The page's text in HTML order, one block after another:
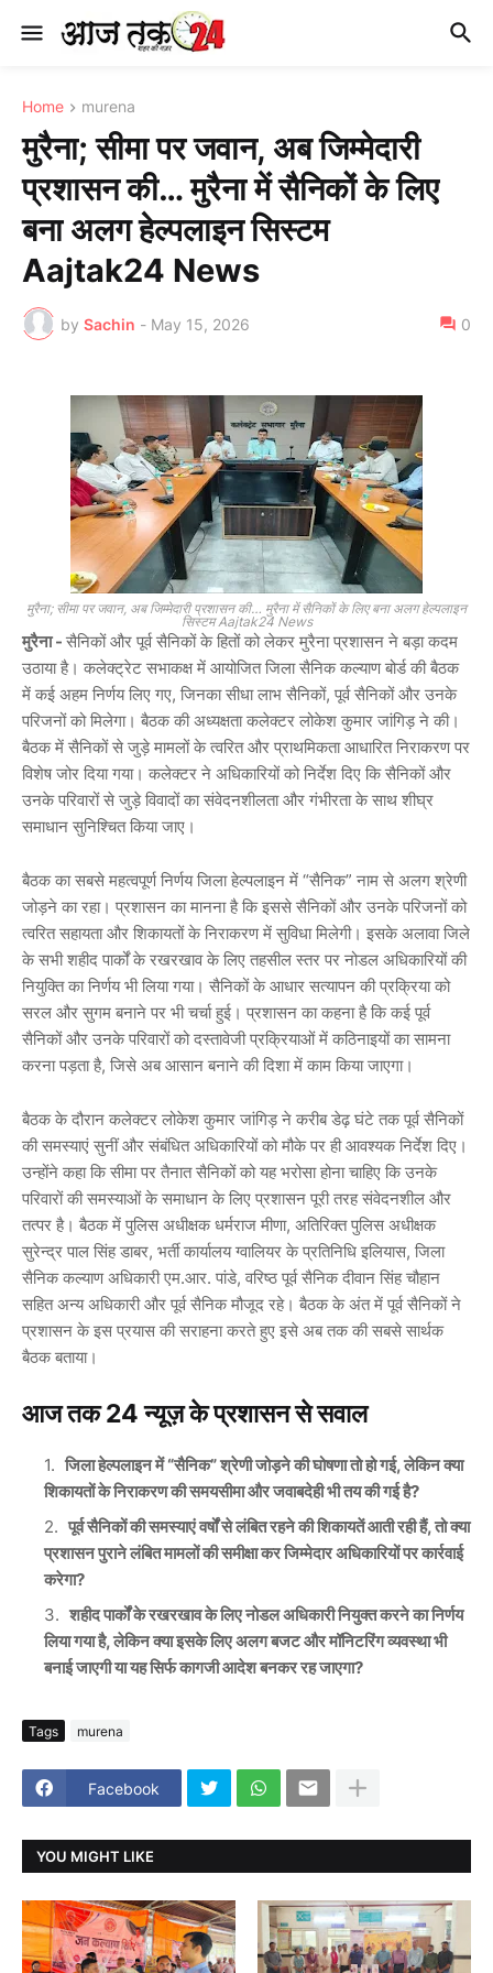
Home murena
मुरैना; सीमा पर जवान, अब जिम्मेदारी
प्रशासन की… मुरैना में सैनिकों के लिए
बना अलग हेल्पलाइन सिस्टम
Aajtak24 News
by Sachin - May 15, 2026 0
मुरैना; सीमा पर जवान, अब जिम्मेदारी प्रशासन की… मुरैना में सैनिकों के लिए बना अलग हेल्पलाइन
सिस्टम Aajtak24 News
मुरैना - सैनिकों और पूर्व सैनिकों के हितों को लेकर मुरैना प्रशासन ने बड़ा कदम
उठाया है। कलेक्ट्रेट सभाकक्ष में आयोजित जिला सैनिक कल्याण बोर्ड की बैठक
में कई अहम निर्णय लिए गए, जिनका सीधा लाभ सैनिकों, पूर्व सैनिकों और उनके
परिजनों को मिलेगा। बैठक की अध्यक्षता कलेक्टर लोकेश कुमार जांगिड़ने की।
बैठक में सैनिकों से जुड़े मामलों के त्वरित और प्राथमिकता आधारित निराकरण पर
विशेष जोर दिया गया। कलेक्टर ने अधिकारियों को निर्देश दिए कि सैनिकों और
उनके परिवारों से जुड़े विवादों का संवेदनशीलता और गंभीरता के साथ शीघ्र
समाधान सुनिश्चित किया जाए।
बैठक का सबसे महत्वपूर्ण निर्णय जिला हेल्पलाइन में “सैनिक” नाम से अलग श्रेणी
जोड़ने का रहा। प्रशासन का मानना है कि इससे सैनिकों और उनके परिजनों को
त्वरित सहायता और शिकायतों के निराकरण में सुविधा मिलेगी। इसके अलावा जिले
के सभी शहीद पार्कों के रखरखाव के लिए तहसील स्तर पर नोडल अधिकारियों की
नियुक्ति का निर्णय भी लिया गया। सैनिकों के आधार सत्यापन की प्रक्रिया को
सरल और सुगम बनाने पर भी चर्चा हुई। प्रशासन का कहना है कि कई पूर्व
सैनिकों और उनके परिवारों को दस्तावेजी प्रक्रियाओं में कठिनाइयों का सामना
करना पड़ता है, जिसे अब आसान बनाने की दिशा में काम किया जाएगा।
बैठक के दौरान कलेक्टर लोकेश कुमार जांगिड़ने करीब डेढ़ घंटे तक पूर्व सैनिकों
की समस्याएं सुनीं और संबंधित अधिकारियों को मौके पर ही आवश्यक निर्देश दिए।
उन्होंने कहा कि सीमा पर तैनात सैनिकों को यह भरोसा होना चाहिए कि उनके
परिवारों की समस्याओं के समाधान के लिए प्रशासन पूरी तरह संवेदनशील और
तत्पर है। बैठक में पुलिस अधीक्षकधर्मराज मीणा, अतिरिक्त पुलिस अधीक्षक
सुरेन्द्र पाल सिंह डाबर, भर्ती कार्यालय ग्वालियर के प्रतिनिधि इलियास, जिला
सैनिक कल्याण अधिकारीएम.आर. पांडे, वरिष्ठ पूर्व सैनिकदीवान सिंह चौहान
सहित अन्य अधिकारी और पूर्व सैनिक मौजूद रहे। बैठक के अंत में पूर्व सैनिकों ने
प्रशासन के इस प्रयास की सराहना करते हुए इसे अब तक की सबसे सार्थक
बैठक बताया।
आज तक 24 न्यूज़ के प्रशासन से सवाल
जिला हेल्पलाइन में “सैनिक” श्रेणी जोड़ने की घोषणा तो हो गई, लेकिन क्या
शिकायतों के निराकरण की समयसीमा और जवाबदेही भी तय की गई है?
पूर्व सैनिकों की समस्याएं वर्षों से लंबित रहने की शिकायतें आती रही हैं, तो क्या
प्रशासन पुराने लंबित मामलों की समीक्षा कर जिम्मेदार अधिकारियों पर कार्रवाई
करेगा?
शहीद पार्कों के रखरखाव के लिए नोडल अधिकारी नियुक्त करने का निर्णय
लिया गया है, लेकिन क्या इसके लिए अलग बजट और मॉनिटरिंग व्यवस्था भी
बनाई जाएगी या यह सिर्फ कागजी आदेश बनकर रह जाएगा?
Tags murena
Facebook
YOU MIGHT LIKE